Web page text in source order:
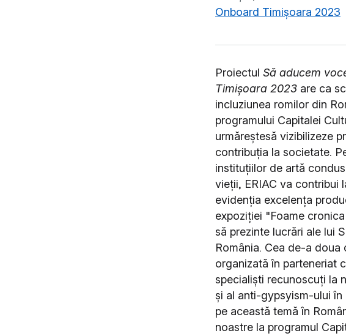
Onboard Timișoara 2023
Proiectul Să aducem
Timișoara 2023 are ca
incluziunea romilor din
programului Capitalei
urmăreștesă vizibilizeze
contribuția la societate.
instituțiilor de artă
vieții, ERIAC va contribui
evidenția excelența
expoziției "Foame
să prezinte lucrări ale lui
România. Cea de-a
organizată în parteneriat
specialiști recunoscuți la
și al anti-gypsyism-ului
pe această temă în
noastre la programul